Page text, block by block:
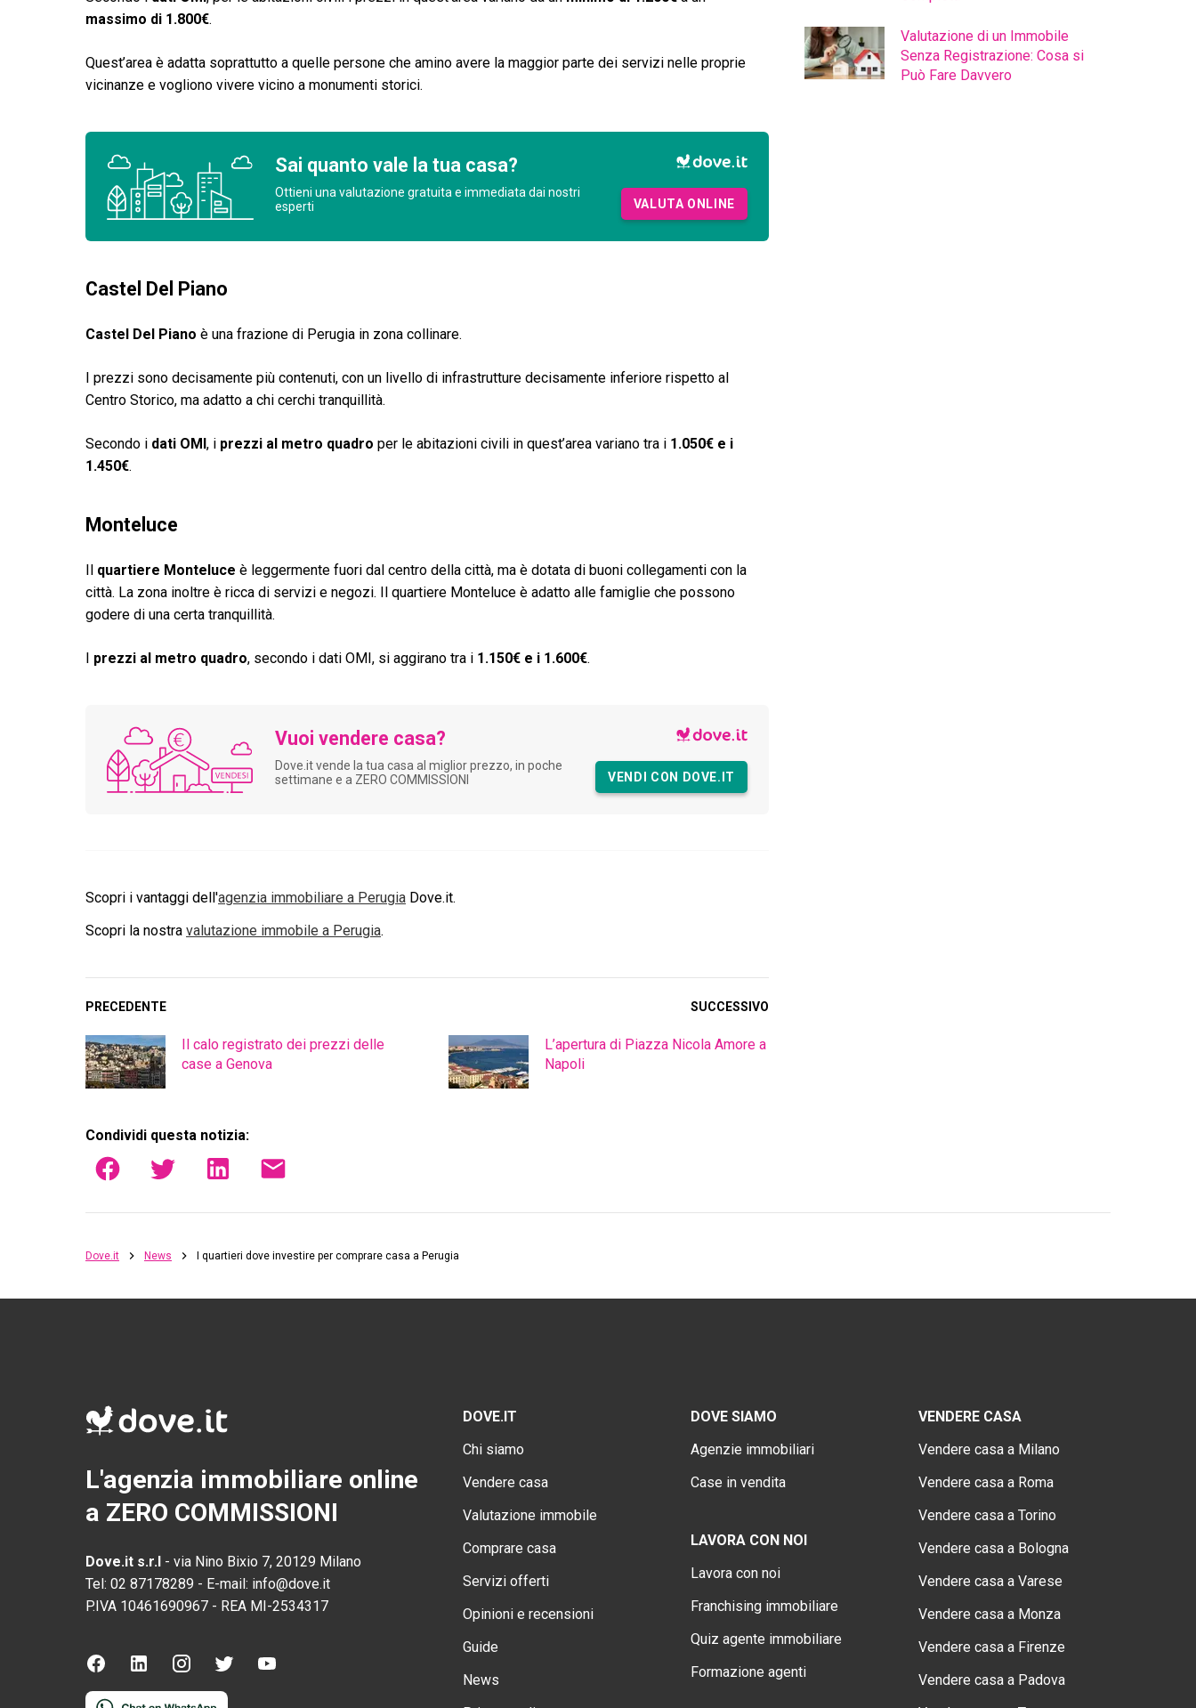
massimo di 1.800€.
Quest’area è adatta soprattutto a quelle persone che amino avere la maggior parte dei servizi nelle proprie
vicinanze e vogliono vivere vicino a monumenti storici.
Sai quanto vale la tua casa?
Ottieni una valutazione gratuita e immediata dai nostri
esperti
VALUTA ONLINE
Castel Del Piano
Castel Del Piano è una frazione di Perugia in zona collinare.
I prezzi sono decisamente più contenuti, con un livello di infrastrutture decisamente inferiore rispetto al
Centro Storico, ma adatto a chi cerchi tranquillità.
Secondo i dati OMI , i prezzi al metro quadro per le abitazioni civili in quest’area variano tra i 1.050€ e i
1.450€.
Monteluce
quartiere Monteluce è leggermente fuori dal centro della città, ma è dotata di buoni collegamenti con la
città. La zona inoltre è ricca di servizi e negozi. Il quartiere Monteluce è adatto alle famiglie che possono
godere di una certa tranquillità.
prezzi al metro quadro, secondo i dati OMI, si aggirano tra i 1.150€ e i 1.600€.
Vuoi vendere casa?
Dove.it vende la tua casa al miglior prezzo, in poche
settimane e a ZERO COMMISSIONI
VENDI CON DOVE.IT
Scopri i vantaggi dell'agenzia immobiliare a Perugia Dove.it.
Scopri la nostra valutazione immobile a Perugia.
PRECEDENTE
Il calo registrato dei prezzi delle
case a Genova
SUCCESSIVO
L’apertura di Piazza Nicola Amore a
Napoli
Condividi questa notizia:
Valutazione di un Immobile
Senza Registrazione: Cosa si
Può Fare Davvero
Dove.it News I quartieri dove investire per comprare casa a Perugia
L'agenzia immobiliare online
a ZERO COMMISSIONI
Dove.it s.r.l - via Nino Bixio 7, 20129 Milano
Tel: 02 87178289 - E-mail: info@dove.it
P.IVA 10461690967 - REA MI-2534317
DOVE.IT
Chi siamo
Vendere casa
Valutazione immobile
Comprare casa
Servizi offerti
Opinioni e recensioni
Guide
News
DOVE SIAMO
Agenzie immobiliari
Case in vendita
LAVORA CON NOI
Lavora con noi
Franchising immobiliare
Quiz agente immobiliare
Formazione agenti
VENDERE CASA
Vendere casa a Milano
Vendere casa a Roma
Vendere casa a Torino
Vendere casa a Bologna
Vendere casa a Varese
Vendere casa a Monza
Vendere casa a Firenze
Vendere casa a Padova